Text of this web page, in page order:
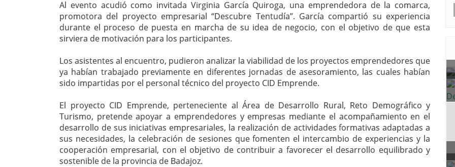
Al evento acudió como invitada Virginia García Quiroga, una emprendedora de la comarca,
promotora del proyecto empresarial “Descubre Tentudía”. García compartió su experiencia
durante el proceso de puesta en marcha de su idea de negocio, con el objetivo de que esta
sirviera de motivación para los participantes.
Los asistentes al encuentro, pudieron analizar la viabilidad de los proyectos emprendedores que
ya habían trabajado previamente en diferentes jornadas de asesoramiento, las cuales habían
sido impartidas por el personal técnico del proyecto CID Emprende.
El proyecto CID Emprende, perteneciente al Área de Desarrollo Rural, Reto Demográfico y
Turismo, pretende apoyar a emprendedores y empresas mediante el acompañamiento en el
desarrollo de sus iniciativas empresariales, la realización de actividades formativas adaptadas a
sus necesidades, la celebración de sesiones que fomenten el intercambio de experiencias y la
cooperación empresarial, con el objetivo de contribuir a favorecer el desarrollo equilibrado y
sostenible de la provincia de Badajoz.